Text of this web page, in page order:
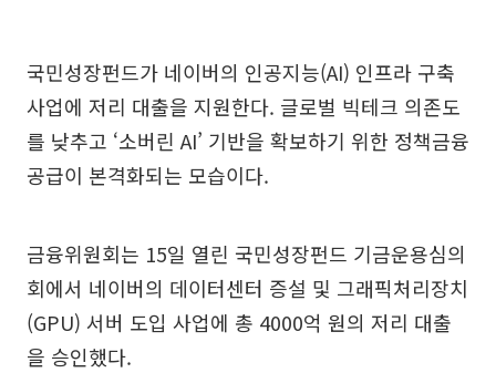
국민성장펀드가 네이버의 인공지능(AI) 인프라 구축
사업에 저리 대출을 지원한다. 글로벌 빅테크 의존도
를 낮추고 ‘소버린 AI’ 기반을 확보하기 위한 정책금융
공급이 본격화되는 모습이다.
금융위원회는 15일 열린 국민성장펀드 기금운용심의
회에서 네이버의 데이터센터 증설 및 그래픽처리장치
(GPU) 서버 도입 사업에 총 4000억 원의 저리 대출
을 승인했다.